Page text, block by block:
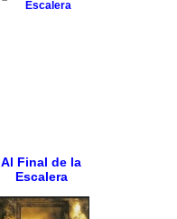
Al Final de la
Escalera